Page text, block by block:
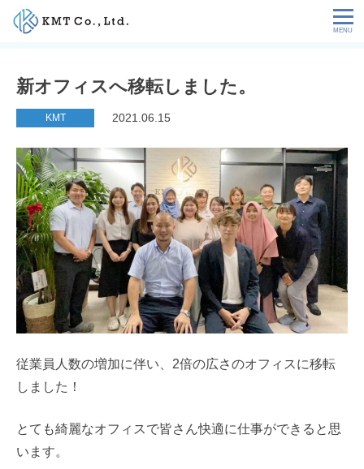
Skip
NEWS
サービス
お客様の声
特定技能コラム
採用情報
新オフィスへ移転しました。
KMT 2021.06.15
従業員人数の増加に伴い、2倍の広さのオフィスに移転
しました！
とても綺麗なオフィスで皆さん快適に仕事ができると思
います。